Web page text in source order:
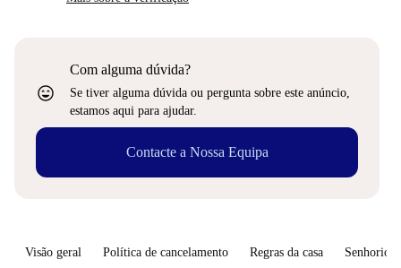
sentiment_very_satisfied
Com alguma dúvida?
Se tiver alguma dúvida ou pergunta sobre este anúncio,
estamos aqui para ajudar.
Contacte a Nossa Equipa
Visão geral Política de cancelamento Regras da casa Senhorio